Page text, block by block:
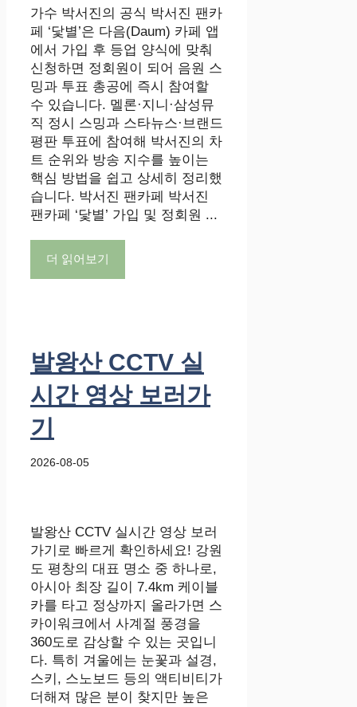
가수 박서진의 공식 박서진 팬카
페 ‘닻별’은 다음(Daum) 카페 앱
에서 가입 후 등업 양식에 맞춰
신청하면 정회원이 되어 음원 스
밍과 투표 총공에 즉시 참여할
수 있습니다. 멜론·지니·삼성뮤
직 정시 스밍과 스타뉴스·브랜드
평판 투표에 참여해 박서진의 차
트 순위와 방송 지수를 높이는
핵심 방법을 쉽고 상세히 정리했
습니다. 박서진 팬카페 박서진
팬카페 ‘닻별’ 가입 및 정회원 ...
더 읽어보기
발왕산 CCTV 실
시간 영상 보러가
기
2026-08-05
발왕산 CCTV 실시간 영상 보러
가기로 빠르게 확인하세요! 강원
도 평창의 대표 명소 중 하나로,
아시아 최장 길이 7.4km 케이블
카를 타고 정상까지 올라가면 스
카이워크에서 사계절 풍경을
360도로 감상할 수 있는 곳입니
다. 특히 겨울에는 눈꽃과 설경,
스키, 스노보드 등의 액티비티가
더해져 많은 분이 찾지만 높은